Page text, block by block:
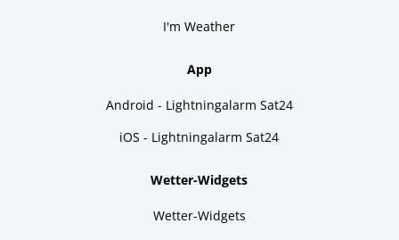
I'm Weather
App
Android - Lightningalarm Sat24
iOS - Lightningalarm Sat24
Wetter-Widgets
Wetter-Widgets